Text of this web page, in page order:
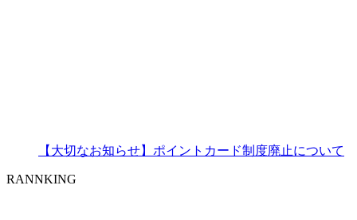
【大切なお知らせ】ポイントカード制度廃止について
RANNKING